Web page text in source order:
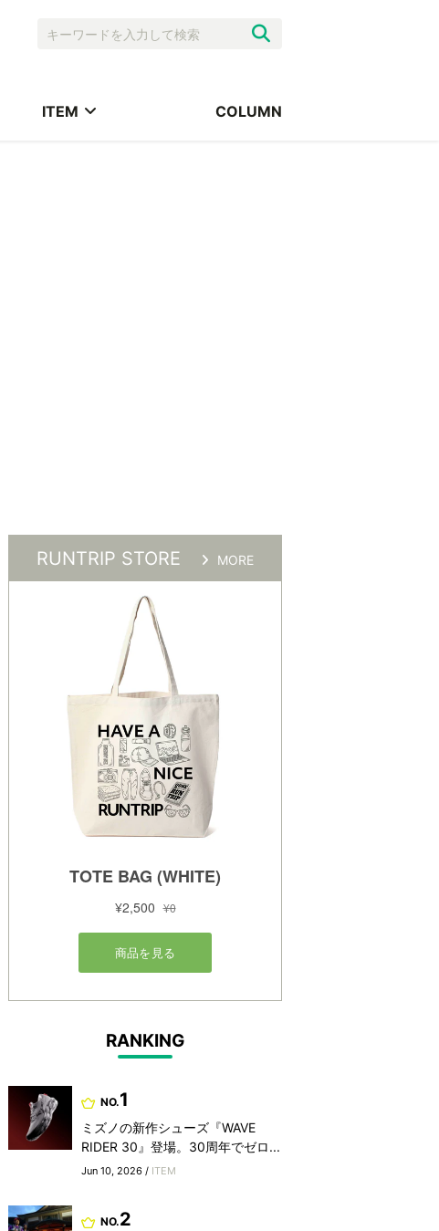
ITEM COLUMN
RUNTRIP STORE MORE
RANKING
NO.1
ミズノの新作シューズ『WAVE
RIDER 30』登場。30周年でゼロ...
Jun 10, 2026 / ITEM
NO.2